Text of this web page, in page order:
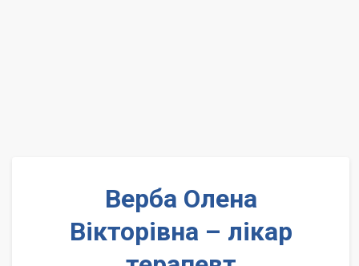
Верба Олена
Вікторівна – лікар